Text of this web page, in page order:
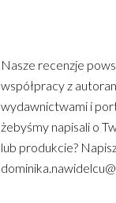
Nasze recenzje
współpracy z
wydawnictwami i
żebyśmy napisali o
lub produkcie?